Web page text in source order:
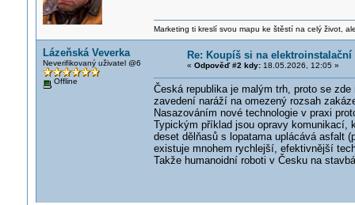
Marketing ti kreslí svou mapu ke štěstí na celý život,
Lázeňská Veverka
Neverifikovaný uživatel @6
Offline
Re: Koupíš si na
« Odpověď #2 kdy:18.05.2026, 12:05 »
Česká republika je malým trh, proto se
zavedení naráží na omezený rozsah
Nasazováním nové technologie v praxi
Typickým příklad jsou opravy komunikací,
deset dělňasů s lopatama uplácává asfalt
existuje mnohem rychlejší, efektivnější
Takže humanoidní roboti v Česku na